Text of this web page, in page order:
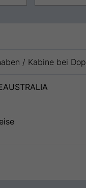
/ Kabine bei